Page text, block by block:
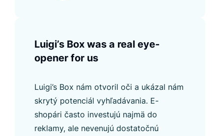
Luigi’s Box was a real eye-
opener for us
Luigi’s Box nám otvoril oči a ukázal nám
skrytý potenciál vyhľadávania. E-
shopári často investujú najmä do
reklamy, ale nevenujú dostatočnú